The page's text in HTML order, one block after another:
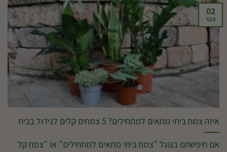
איזה צמח ביתי מתאים למתחילים? 5 צמחים קלים לגידול בבית
אם חיפשתם בגוגל "צמח ביתי מתאים למתחילים" או "צמח קל
02
פבר